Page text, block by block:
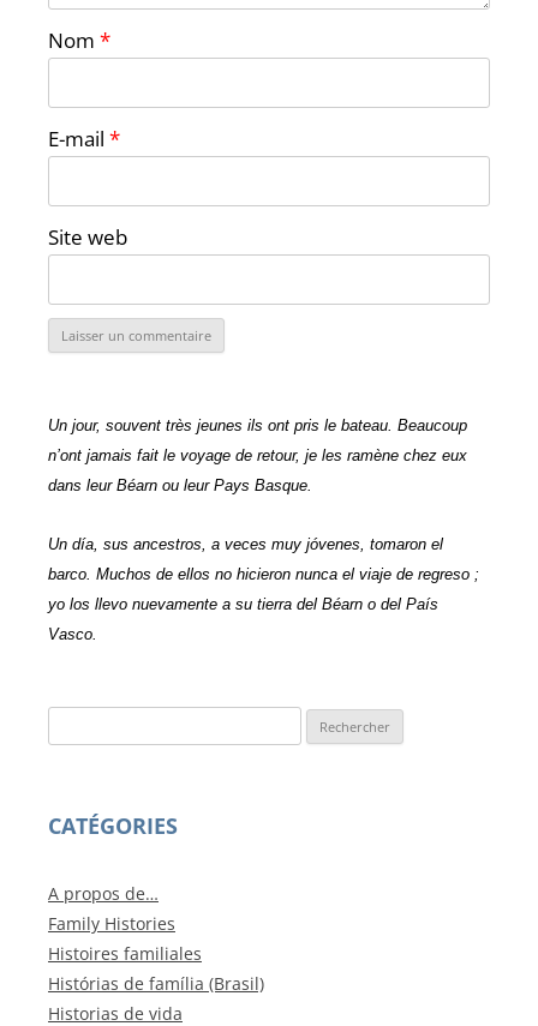
Nom *
E-mail *
Site web
Un jour, souvent très jeunes ils ont pris le bateau. Beaucoup
n’ont jamais fait le voyage de retour, je les ramène chez eux
dans leur Béarn ou leur Pays Basque.
Un día, sus ancestros, a veces muy jóvenes, tomaron el
barco. Muchos de ellos no hicieron nunca el viaje de regreso ;
yo los llevo nuevamente a su tierra del Béarn o del País
Vasco.
CATÉGORIES
A propos de…
Family Histories
Histoires familiales
Histórias de família (Brasil)
Historias de vida